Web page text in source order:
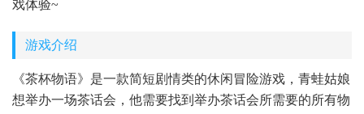
戏体验~
游戏介绍
《茶杯物语》是一款简短剧情类的休闲冒险游戏，青蛙姑娘
想举办一场茶话会，他需要找到举办茶话会所需要的所有物